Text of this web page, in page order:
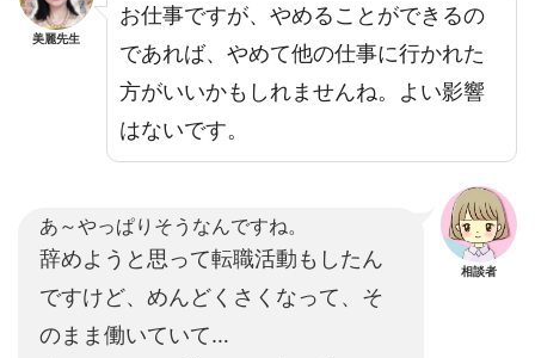
美麗先生
お仕事ですが、やめることができるの
であれば、やめて他の仕事に行かれた
方がいいかもしれませんね。よい影響
はないです。
あ～やっぱりそうなんですね。
辞めようと思って転職活動もしたん
ですけど、めんどくさくなって、そ
のまま働いていて…
相談者